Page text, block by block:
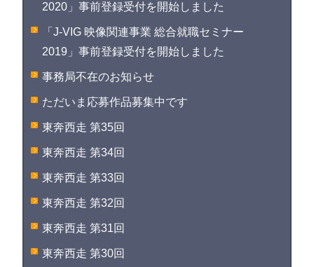
2020」事前登録受付を開始しました
「J-VIG 映像関連事業 総合就職セミナー
2019」事前登録受付を開始しました
事務局不在のお知らせ
ただいま応募作品募集中です
東奔西走 第35回
東奔西走 第34回
東奔西走 第33回
東奔西走 第32回
東奔西走 第31回
東奔西走 第30回